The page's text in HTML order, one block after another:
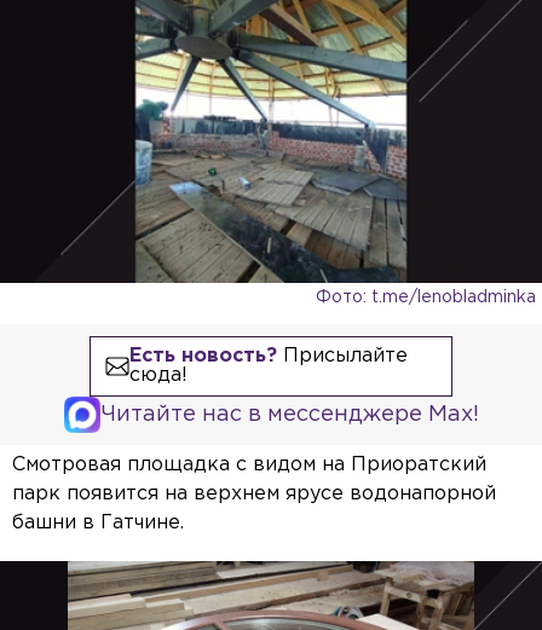
Фото: t.me/lenobladminka
Есть новость?Присылайте
сюда!
Читайте нас в мессенджере Max!
Смотровая площадка с видом на Приоратский
парк появится на верхнем ярусе водонапорной
башни в Гатчине.